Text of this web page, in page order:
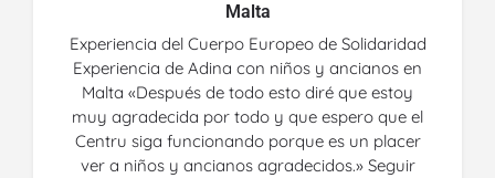
Malta
Experiencia del Cuerpo Europeo de Solidaridad
Experiencia de Adina con niños y ancianos en
Malta «Después de todo esto diré que estoy
muy agradecida por todo y que espero que el
Centru siga funcionando porque es un placer
ver a niños y ancianos agradecidos.» Seguir